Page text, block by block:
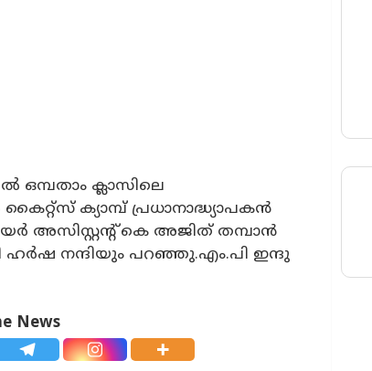
ക്ലാസിലെ
കൈറ്റ്സ് ക്യാമ്പ് പ്രധാനാദ്ധ്യാപകൻ
അസിസ്റ്റൻ്റ് കെ അജിത് തമ്പാൻ
ഹർഷ നന്ദിയും പറഞ്ഞു.എം.പി ഇന്ദു
News